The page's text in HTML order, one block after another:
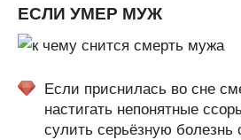
ЕСЛИ УМЕР МУЖ
Если приснилась во сне
настигать непонятные
сулить серьёзную болезнь